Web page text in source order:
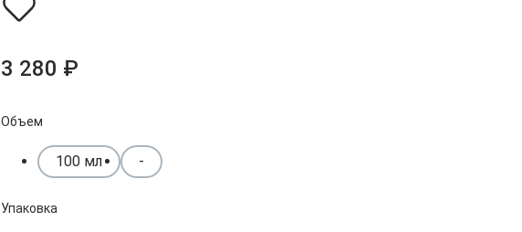
3 280 ₽
Объем
100 мл -
Упаковка